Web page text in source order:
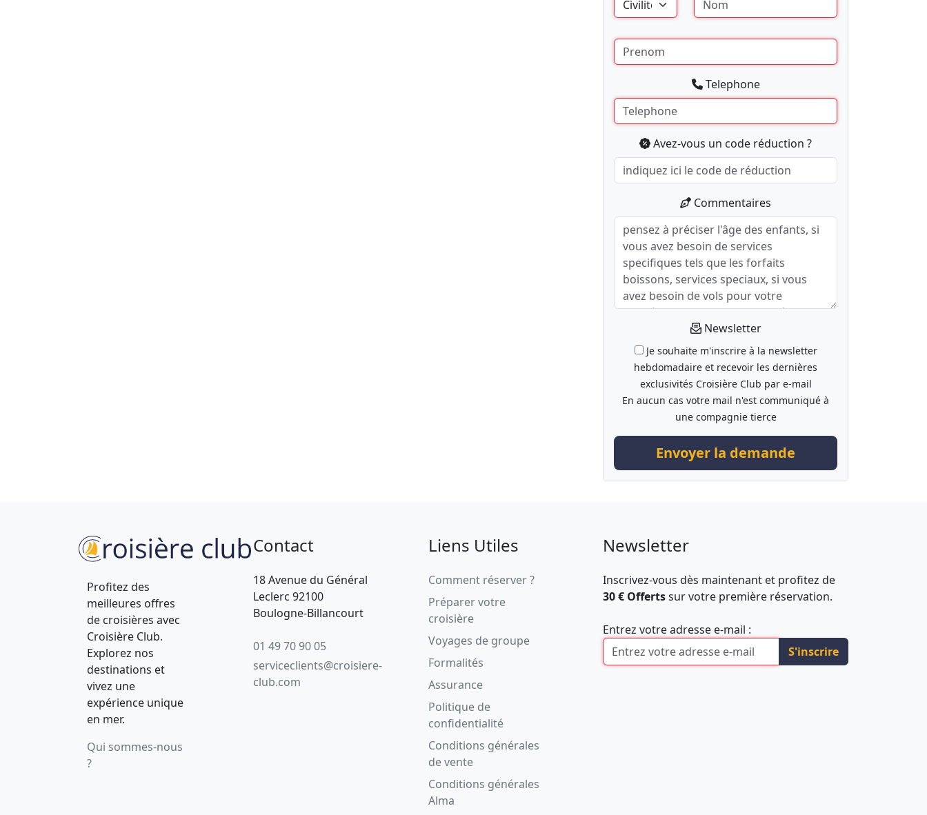
Telephone
Avez-vous un code réduction ?
Commentaires
Newsletter
Je souhaite m'inscrire à la newsletter
hebdomadaire et recevoir les dernières
exclusivités Croisière Club par e-mail
En aucun cas votre mail n'est communiqué à
une compagnie tierce
Envoyer la demande
Profitez des
meilleures offres
de croisières avec
Croisière Club.
Explorez nos
destinations et
vivez une
expérience unique
en mer.
Qui sommes-nous
?
Contact
18 Avenue du Général
Leclerc 92100
Boulogne-Billancourt
01 49 70 90 05
serviceclients@croisiere-
club.com
Liens Utiles
Comment réserver ?
Préparer votre
croisière
Voyages de groupe
Formalités
Assurance
Politique de
confidentialité
Conditions générales
de vente
Conditions générales
Alma
Newsletter
Inscrivez-vous dès maintenant et profitez de
30 € Offertssur votre première réservation.
Entrez votre adresse e-mail :
S'inscrire